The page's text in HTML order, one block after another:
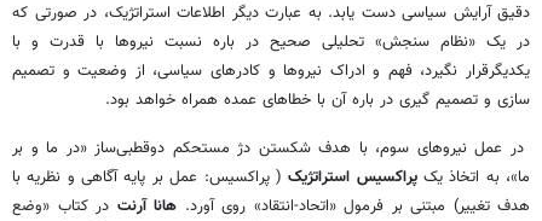
دقیق آرایش سیاسی دست یابد. به عبارت دیگر اطلاعات استراتژیک، در صورتی که
در یک «نظام سنجش» تحلیلی صحیح در باره نسبت نیروها با قدرت و با
یکدیگرقرار نگیرد، فهم و ادراک نیروها و کادرهای سیاسی، از وضعیت و تصمیم
سازی و تصمیم گیری در باره آن با خطاهای عمده همراه خواهد بود.
در عمل نیروهای سوم، با هدف شکستن دژ مستحکم دوقطبی‌ساز «در ما و بر
ما»، به اتخاذ یکپراکسیس استراتژیک( پراکسیس: عمل بر پایه آگاهی و نظریه با
هدف تغییر) مبتنی بر فرمول «اتحاد-انتقاد» روی آورد. هانا آرنت در کتاب «وضع